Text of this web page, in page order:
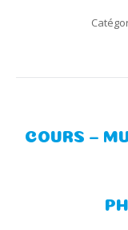
de
COURS –